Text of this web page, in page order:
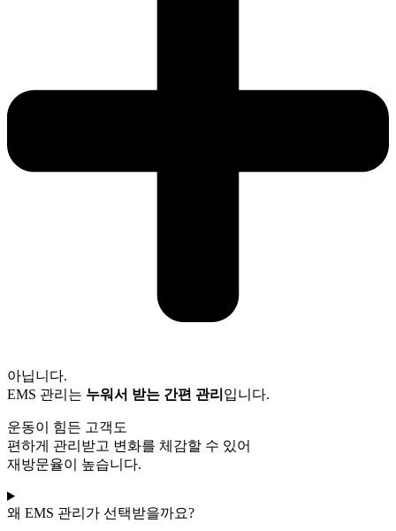
아닙니다.
EMS 관리는 누워서 받는 간편 관리 입니다.
운동이 힘든 고객도
편하게 관리받고 변화를 체감할 수 있어
재방문율이 높습니다.
왜 EMS 관리가 선택받을까요?